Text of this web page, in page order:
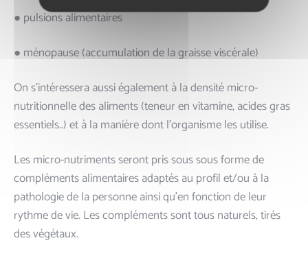
● pulsions alimentaires
● ménopause (accumulation de la graisse viscérale)
On s’intéressera aussi également à la densité micro-
nutritionnelle des aliments (teneur en vitamine, acides gras
essentiels..) et à la manière dont l’organisme les utilise.
Les micro-nutriments seront pris sous sous forme de
compléments alimentaires adaptés au profil et/ou à la
pathologie de la personne ainsi qu’en fonction de leur
rythme de vie. Les compléments sont tous naturels, tirés
des végétaux.